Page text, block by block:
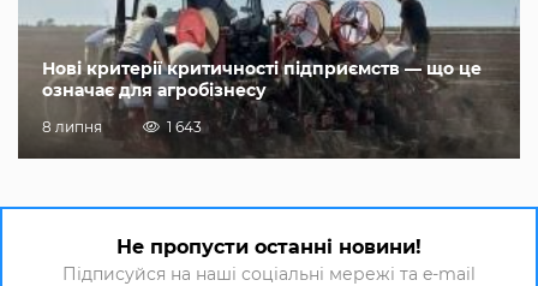
Нові критерії критичності підприємств — що це
означає для агробізнесу
8 липня 1 643
Не пропусти останні новини!
Підписуйся на наші соціальні мережі та e-mail